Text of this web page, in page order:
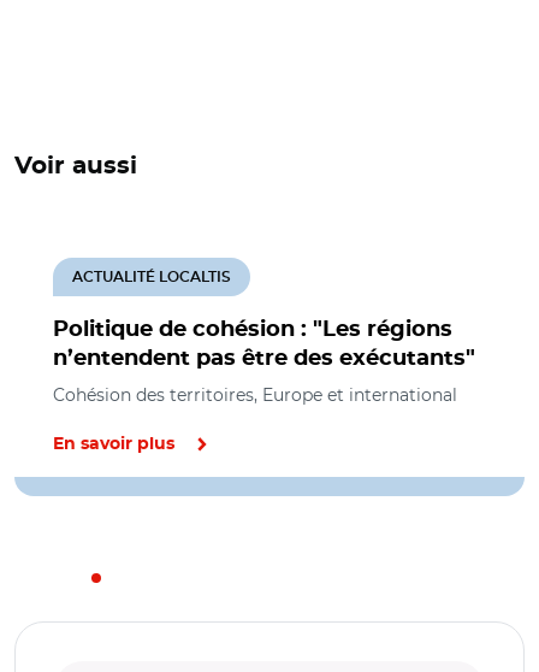
Voir aussi
Politique de cohésion : "Les régions
n’entendent pas être des exécutants"
ACTUALITÉ LOCALTIS
Cohésion des territoires, Europe et international
En savoir plus